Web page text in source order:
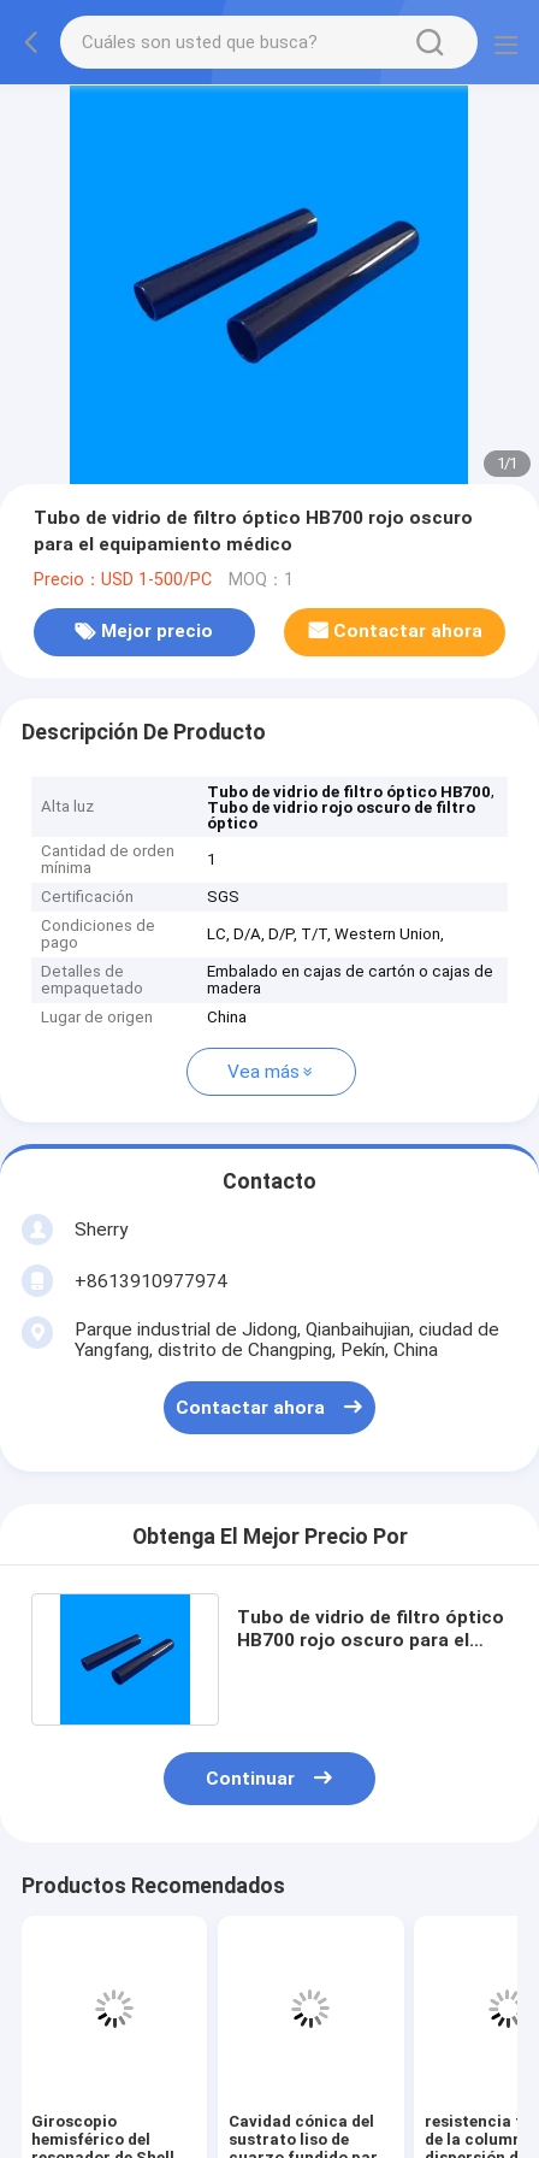
1/1
Tubo de vidrio de filtro óptico HB700 rojo oscuro
para el equipamiento médico
Precio：USD 1-500/PC MOQ：1
Mejor precio Contactar ahora
Descripción De Producto
Alta luz
Tubo de vidrio de filtro óptico HB700,
Tubo de vidrio rojo oscuro de filtro
óptico
Cantidad de orden
mínima
1
Certificación
SGS
Condiciones de
pago
LC, D/A, D/P, T/T, Western Union,
Detalles de
empaquetado
Embalado en cajas de cartón o cajas de
madera
Lugar de origen
China
Vea más
Contacto
Sherry
+8613910977974
Parque industrial de Jidong, Qianbaihujian, ciudad de
Yangfang, distrito de Changping, Pekín, China
Contactar ahora
Obtenga El Mejor Precio Por
Tubo de vidrio de filtro óptico
HB700 rojo oscuro para el
Continuar
Productos Recomendados
Giroscopio
hemisférico del
Cavidad cónica del
sustrato liso de
resistencia
de la columna